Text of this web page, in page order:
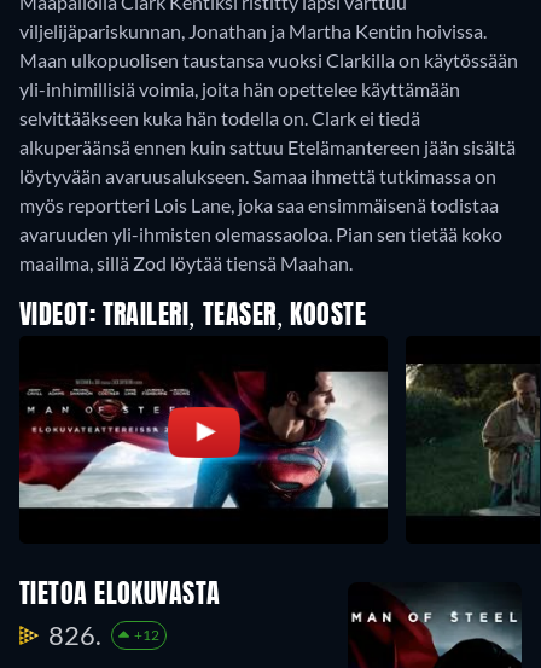
viljelijäpariskunnan, Jonathan ja Martha Kentin hoivissa.
Maan ulkopuolisen taustansa vuoksi Clarkilla on käytössään
yli-inhimillisiä voimia, joita hän opettelee käyttämään
selvittääkseen kuka hän todella on. Clark ei tiedä
alkuperäänsä ennen kuin sattuu Etelämantereen jään sisältä
löytyvään avaruusalukseen. Samaa ihmettä tutkimassa on
myös reportteri Lois Lane, joka saa ensimmäisenä todistaa
avaruuden yli-ihmisten olemassaoloa. Pian sen tietää koko
maailma, sillä Zod löytää tiensä Maahan.
VIDEOT: TRAILERI, TEASER, KOOSTE
TIETOA ELOKUVASTA
826. +12